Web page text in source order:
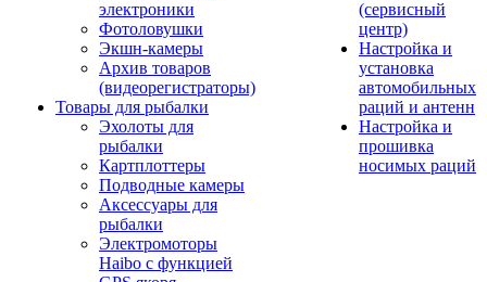
электроники
Фотоловушки
Экшн-камеры
Архив товаров
(видеорегистраторы)
Товары для рыбалки
Эхолоты для
рыбалки
Картплоттеры
Подводные камеры
Аксессуары для
рыбалки
Электромоторы
Haibo с функцией
(сервисный
центр)
Настройка и
установка
автомобильных
раций и антенн
Настройка и
прошивка
носимых раций